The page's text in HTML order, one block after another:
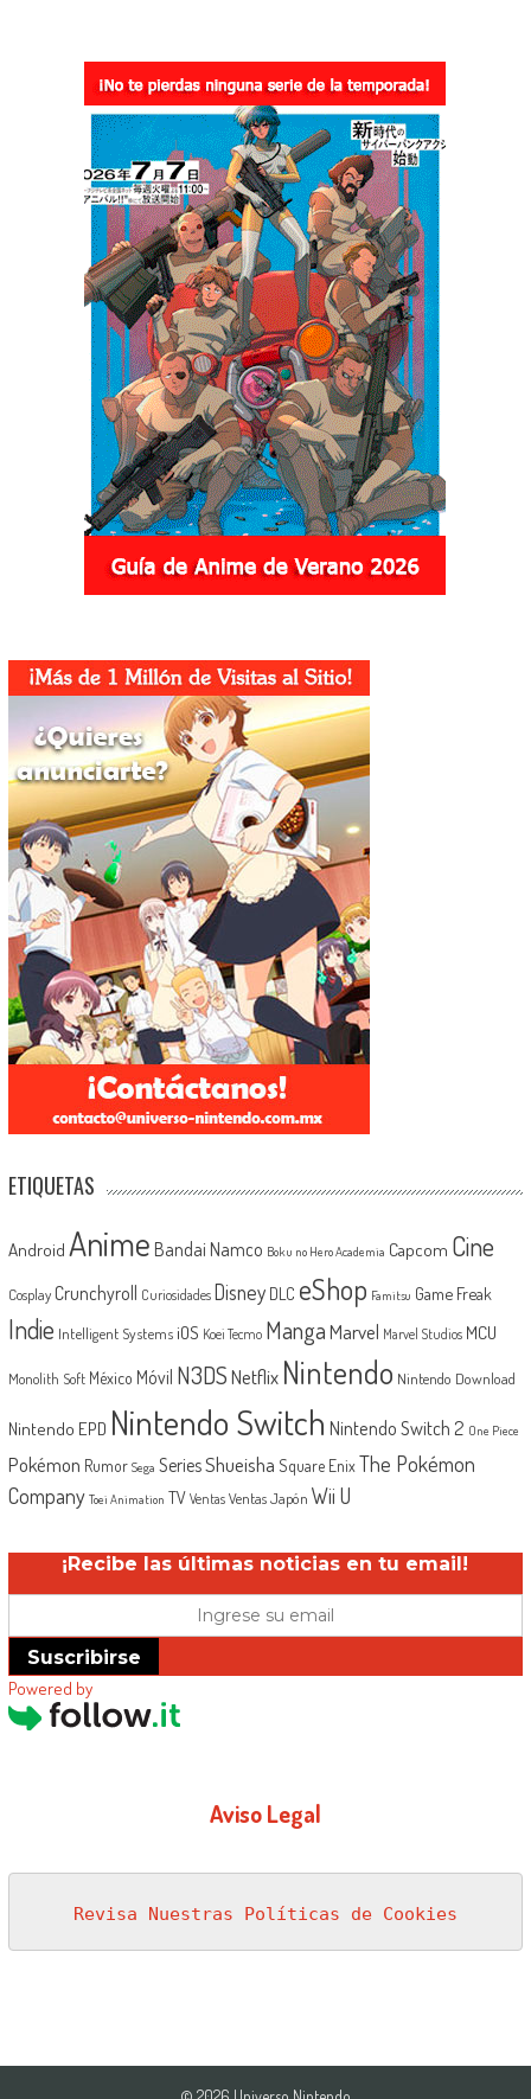
ETIQUETAS
Android Anime Bandai Namco Boku no Hero Academia Capcom Cine
Cosplay Crunchyroll Curiosidades Disney DLC eShop Famitsu Game Freak
Indie Intelligent Systems iOS Koei Tecmo MangaMarvel Marvel Studios MCU
Monolith Soft México Móvil N3DSNetflix Nintendo Nintendo Download
Nintendo EPD Nintendo Switch Nintendo Switch 2 One Piece
Pokémon Rumor Sega SeriesShueisha Square EnixThe Pokémon
Company Toei Animation TV Ventas Ventas Japón Wii U
¡Recibe las últimas noticias en tu email!
Suscribirse
Powered by
Aviso Legal
Revisa Nuestras Políticas de Cookies